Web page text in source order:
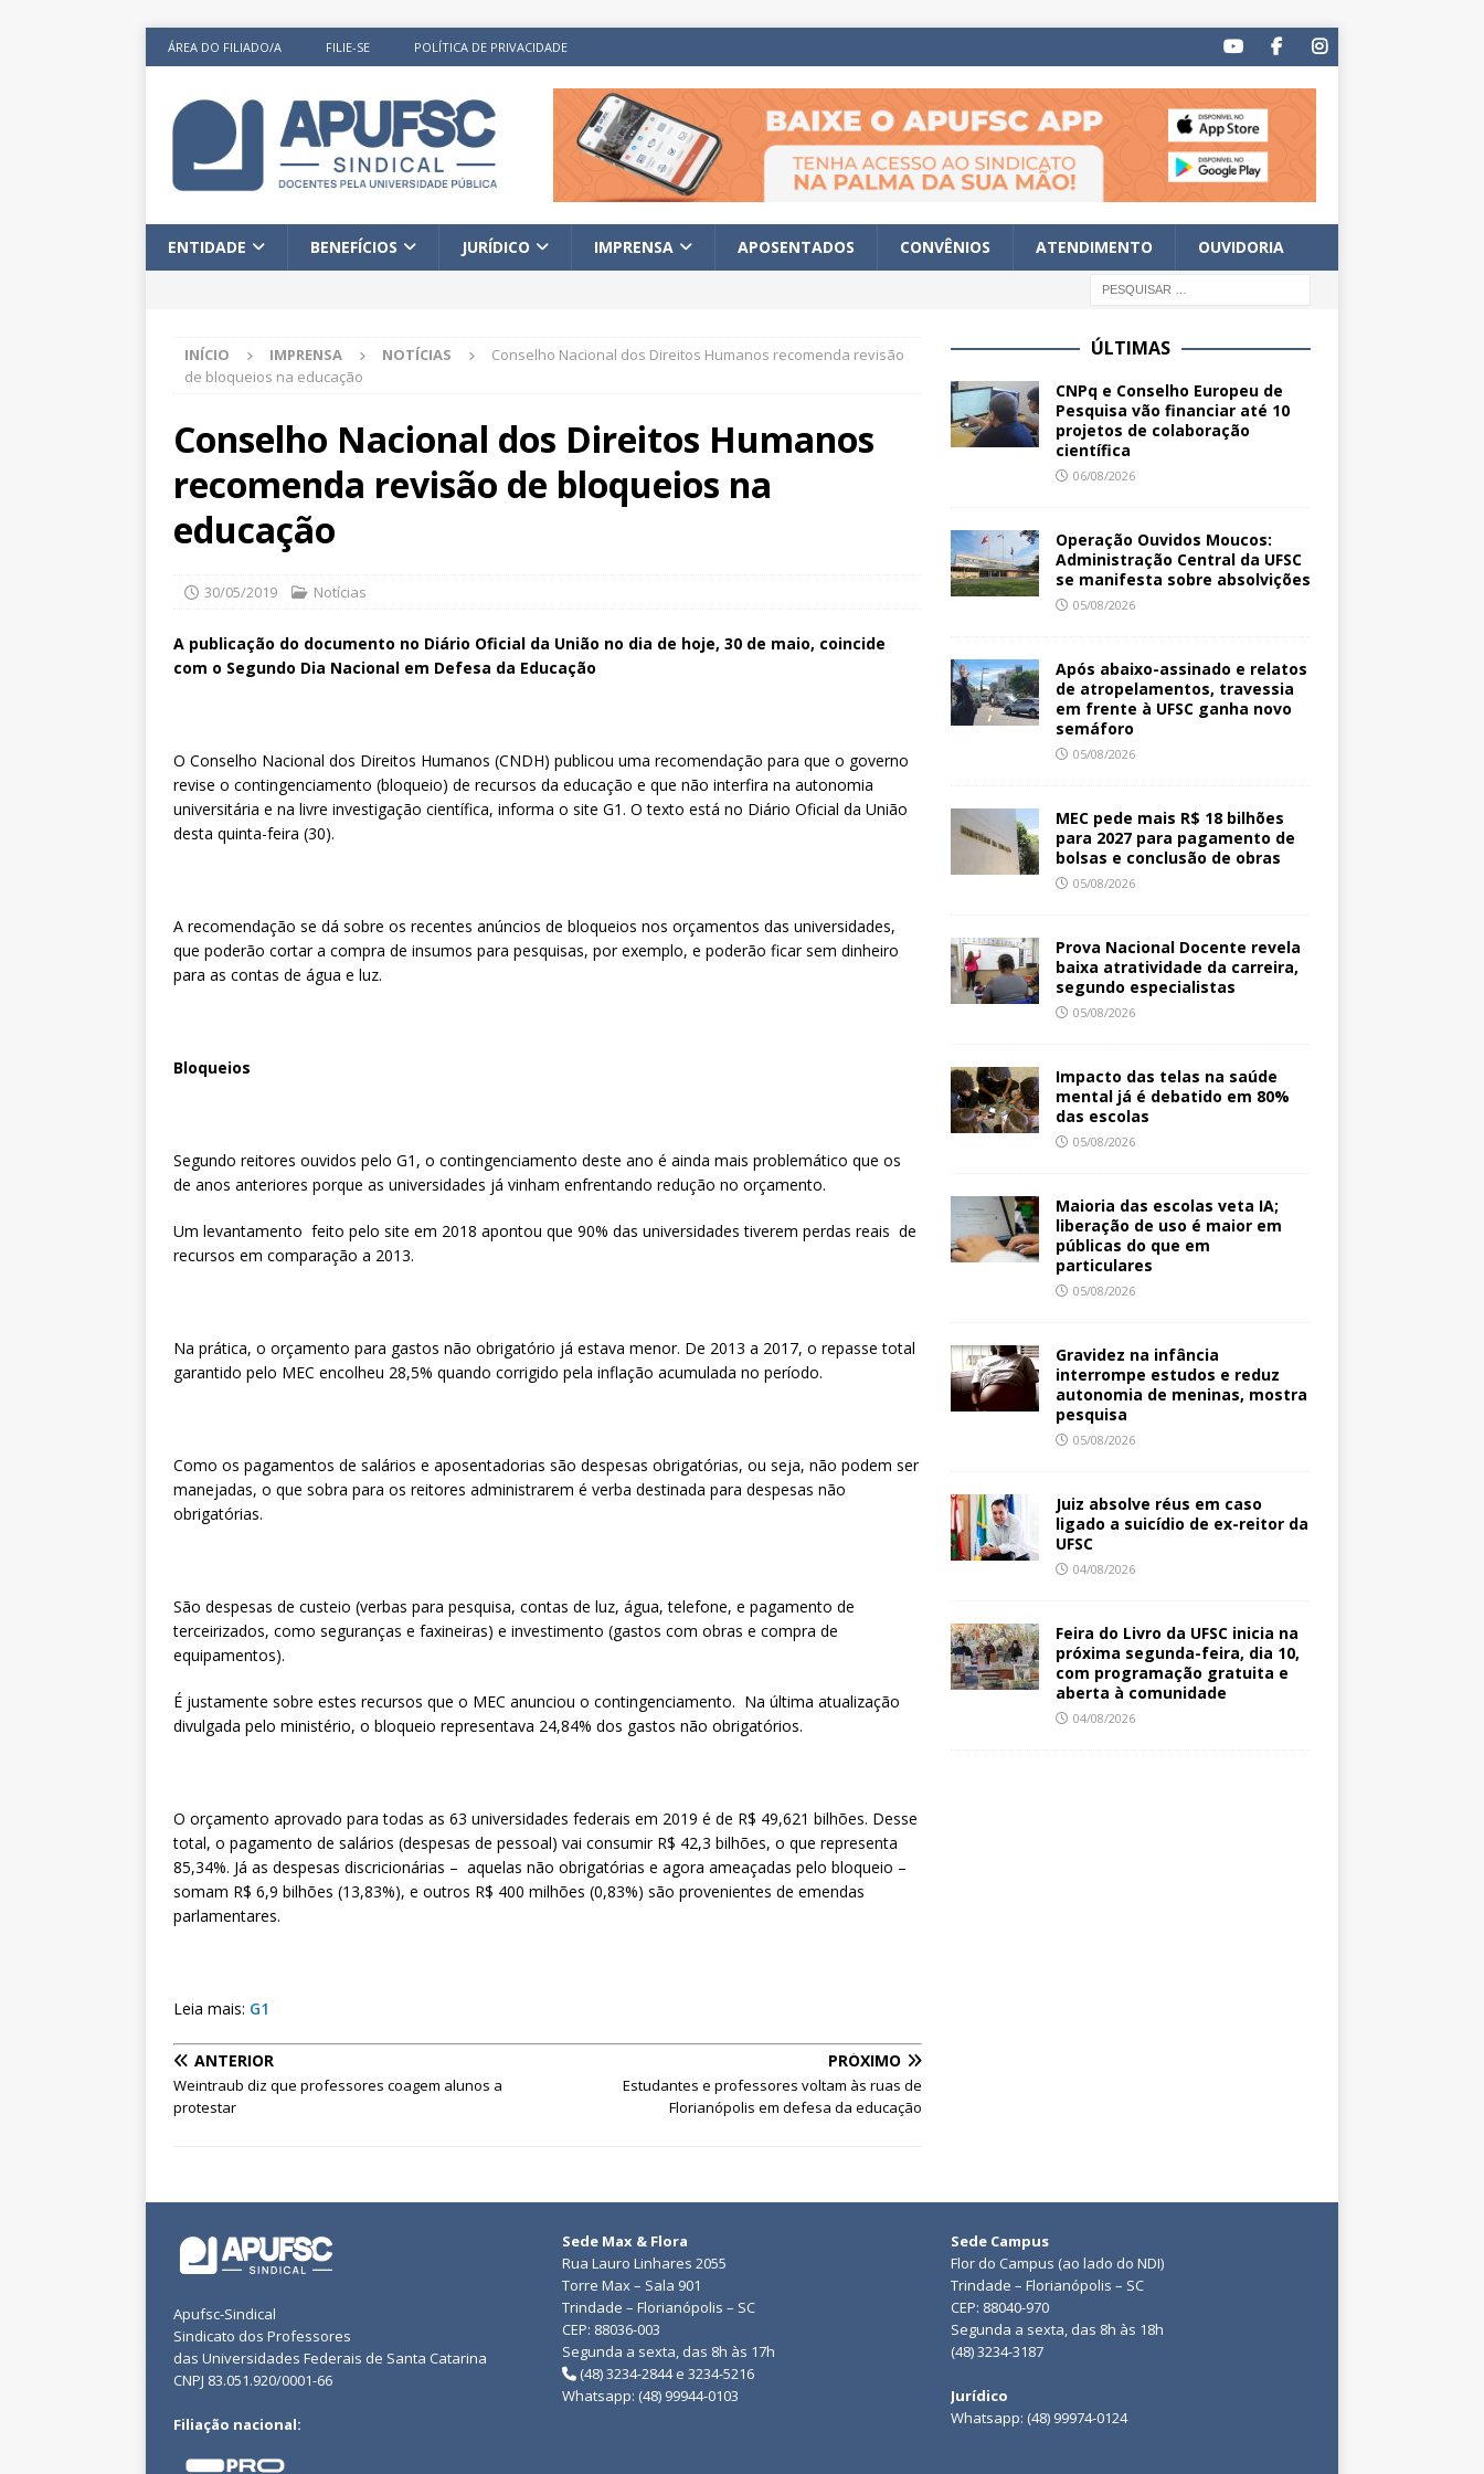
ÁREA DO FILIADO/A FILIE-SE POLÍTICA DE PRIVACIDADE
ENTIDADE BENEFÍCIOS JURÍDICO IMPRENSA APOSENTADOS CONVÊNIOS ATENDIMENTO OUVIDORIA
INÍCIO IMPRENSA NOTÍCIAS
Conselho Nacional dos Direitos Humanos recomenda revisão
de bloqueios na educação
Conselho Nacional dos Direitos Humanos
recomenda revisão de bloqueios na
educação
30/05/2019 Notícias
A publicação do documento no Diário Oficial da União no dia de hoje, 30 de maio, coincide
com o Segundo Dia Nacional em Defesa da Educação
O Conselho Nacional dos Direitos Humanos (CNDH) publicou uma recomendação para que o governo
revise o contingenciamento (bloqueio) de recursos da educação e que não interfira na autonomia
universitária e na livre investigação científica, informa o site G1. O texto está no Diário Oficial da União
desta quinta-feira (30).
A recomendação se dá sobre os recentes anúncios de bloqueios nos orçamentos das universidades,
que poderão cortar a compra de insumos para pesquisas, por exemplo, e poderão ficar sem dinheiro
para as contas de água e luz.
Bloqueios
Segundo reitores ouvidos pelo G1, o contingenciamento deste ano é ainda mais problemático que os
de anos anteriores porque as universidades já vinham enfrentando redução no orçamento.
Um levantamento feito pelo site em 2018 apontou que 90% das universidades tiverem perdas reais de
recursos em comparação a 2013.
Na prática, o orçamento para gastos não obrigatório já estava menor. De 2013 a 2017, o repasse total
garantido pelo MEC encolheu 28,5% quando corrigido pela inflação acumulada no período.
Como os pagamentos de salários e aposentadorias são despesas obrigatórias, ou seja, não podem ser
manejadas, o que sobra para os reitores administrarem é verba destinada para despesas não
obrigatórias.
São despesas de custeio (verbas para pesquisa, contas de luz, água, telefone, e pagamento de
terceirizados, como seguranças e faxineiras) e investimento (gastos com obras e compra de
equipamentos).
É justamente sobre estes recursos que o MEC anunciou o contingenciamento. Na última atualização
divulgada pelo ministério, o bloqueio representava 24,84% dos gastos não obrigatórios.
O orçamento aprovado para todas as 63 universidades federais em 2019 é de R$ 49,621 bilhões. Desse
total, o pagamento de salários (despesas de pessoal) vai consumir R$ 42,3 bilhões, o que representa
85,34%. Já as despesas discricionárias – aquelas não obrigatórias e agora ameaçadas pelo bloqueio –
somam R$ 6,9 bilhões (13,83%), e outros R$ 400 milhões (0,83%) são provenientes de emendas
parlamentares.
Leia mais: G1
ANTERIOR
Weintraub diz que professores coagem alunos a
protestar
PRÓXIMO
Estudantes e professores voltam às ruas de
Florianópolis em defesa da educação
ÚLTIMAS
CNPq e Conselho Europeu de
Pesquisa vão financiar até 10
projetos de colaboração
científica
06/08/2026
Operação Ouvidos Moucos:
Administração Central da UFSC
se manifesta sobre absolvições
05/08/2026
Após abaixo-assinado e relatos
de atropelamentos, travessia
em frente à UFSC ganha novo
semáforo
05/08/2026
MEC pede mais R$ 18 bilhões
para 2027 para pagamento de
bolsas e conclusão de obras
05/08/2026
Prova Nacional Docente revela
baixa atratividade da carreira,
segundo especialistas
05/08/2026
Impacto das telas na saúde
mental já é debatido em 80%
das escolas
05/08/2026
Maioria das escolas veta IA;
liberação de uso é maior em
públicas do que em
particulares
05/08/2026
Gravidez na infância
interrompe estudos e reduz
autonomia de meninas, mostra
pesquisa
05/08/2026
Juiz absolve réus em caso
ligado a suicídio de ex-reitor da
UFSC
04/08/2026
Feira do Livro da UFSC inicia na
próxima segunda-feira, dia 10,
com programação gratuita e
aberta à comunidade
04/08/2026
Apufsc-Sindical
Sindicato dos Professores
das Universidades Federais de Santa Catarina
CNPJ 83.051.920/0001-66
Filiação nacional:
Sede Max & Flora
Rua Lauro Linhares 2055
Torre Max – Sala 901
Trindade – Florianópolis – SC
CEP: 88036-003
Segunda a sexta, das 8h às 17h
(48) 3234-2844 e 3234-5216
Whatsapp: (48) 99944-0103
Sede Campus
Flor do Campus (ao lado do NDI)
Trindade – Florianópolis – SC
CEP: 88040-970
Segunda a sexta, das 8h às 18h
(48) 3234-3187
Jurídico
Whatsapp: (48) 99974-0124